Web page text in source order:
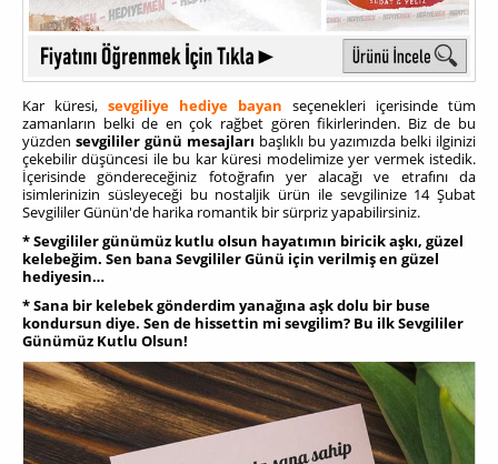
Kar küresi, sevgiliye hediye bayan seçenekleri içerisinde tüm
zamanların belki de en çok rağbet gören fikirlerinden. Biz de bu
yüzden sevgililer günü mesajları başlıklı bu yazımızda belki ilginizi
çekebilir düşüncesi ile bu kar küresi modelimize yer vermek istedik.
İçerisinde göndereceğiniz fotoğrafın yer alacağı ve etrafını da
isimlerinizin süsleyeceği bu nostaljik ürün ile sevgilinize 14 Şubat
Sevgililer Günün'de harika romantik bir sürpriz yapabilirsiniz.
* Sevgililer günümüz kutlu olsun hayatımın biricik aşkı, güzel
kelebeğim. Sen bana Sevgililer Günü için verilmiş en güzel
hediyesin…
* Sana bir kelebek gönderdim yanağına aşk dolu bir buse
kondursun diye. Sen de hissettin mi sevgilim? Bu ilk Sevgililer
Günümüz Kutlu Olsun!